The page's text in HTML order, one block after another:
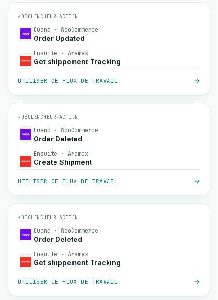
⚡ DÉCLENCHEUR→ACTION
Quand · WooCommerce
Order Updated
Ensuite · Aramex
Get shippement Tracking
UTILISER CE FLUX DE TRAVAIL
⚡ DÉCLENCHEUR→ACTION
Quand · WooCommerce
Order Deleted
Ensuite · Aramex
Create Shipment
UTILISER CE FLUX DE TRAVAIL
⚡ DÉCLENCHEUR→ACTION
Quand · WooCommerce
Order Deleted
Ensuite · Aramex
Get shippement Tracking
UTILISER CE FLUX DE TRAVAIL